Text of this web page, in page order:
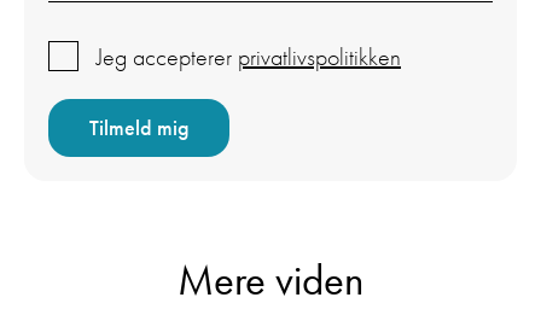
Jeg accepterer privatlivspolitikken
Mere viden